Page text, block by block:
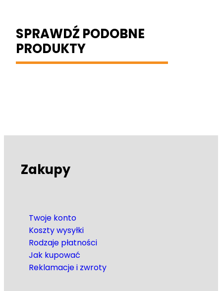
SPRAWDŹ PODOBNE
PRODUKTY
Zakupy
Twoje konto
Koszty wysyłki
Rodzaje płatności
Jak kupować
Reklamacje i zwroty